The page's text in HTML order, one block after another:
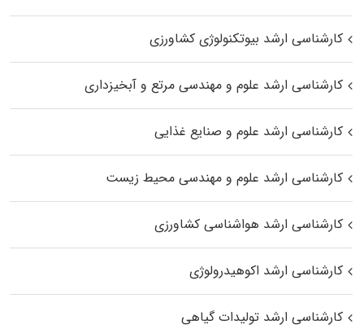
کارشناسی ارشد بیوتکنولوژی کشاورزی
کارشناسی ارشد علوم و مهندسی مرتع و آبخیزداری
کارشناسی ارشد علوم و صنایع غذایی
کارشناسی ارشد علوم و مهندسی محیط زیست
کارشناسی ارشد هواشناسی کشاورزی
کارشناسی ارشد اکوهیدرولوژی
کارشناسی ارشد تولیدات گیاهی